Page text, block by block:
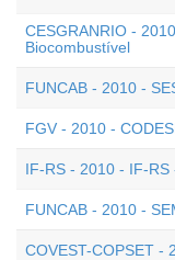
CESGRANRIO -
Biocombustível
FUNCAB - 2010 -
FGV - 2010 -
IF-RS - 2010 - IF-RS
FUNCAB - 2010 -
COVEST-COPSET -